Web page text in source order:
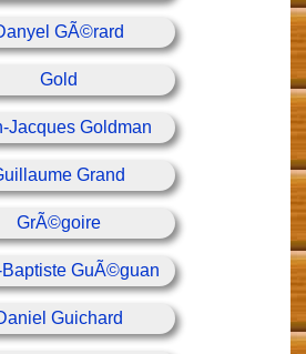
GÃ©rard
Gold
Jacques Goldman
Grand
GrÃ©goire
GuÃ©guan
Guichard